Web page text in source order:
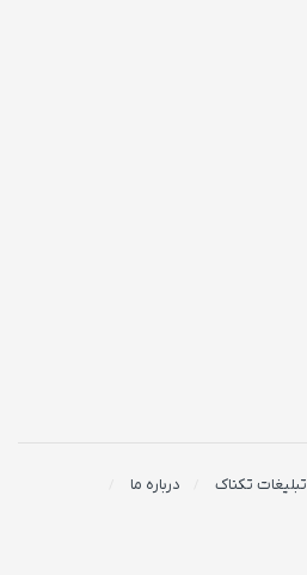
تبلیغات تکناک
درباره ما